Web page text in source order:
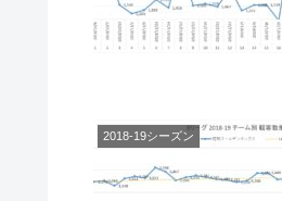
2018-19シーズン